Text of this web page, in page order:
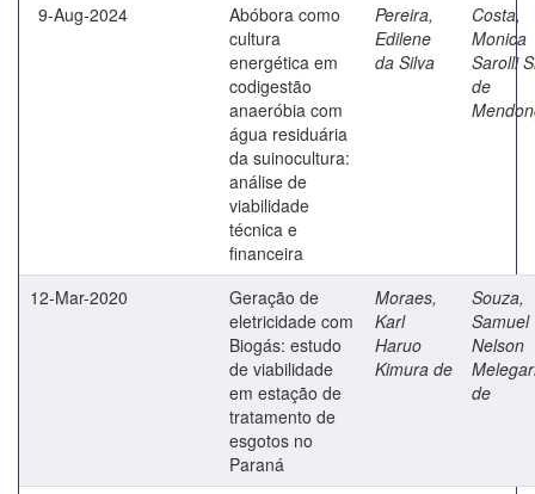
9-Aug-2024
Abóbora como
cultura
energética em
codigestão
anaeróbia com
água residuária
da suinocultura:
análise de
viabilidade
técnica e
financeira
Pereira,
Edilene
da Silva
Costa,
Monica
Sarolli
de
12-Mar-2020
Geração de
eletricidade com
Biogás: estudo
de viabilidade
em estação de
tratamento de
esgotos no
Paraná
Moraes,
Karl
Haruo
Kimura de
Souza,
Samuel
Nelson
de